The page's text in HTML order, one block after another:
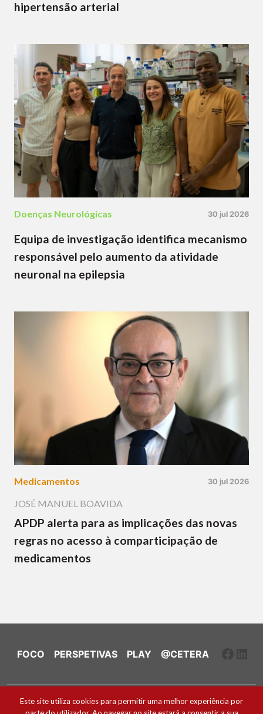
hipertensão arterial
Doenças Neurológicas 30 jul 2026
Equipa de investigação identifica mecanismo
responsável pelo aumento da atividade
neuronal na epilepsia
Medicamentos 30 jul 2026
JOSÉ MANUEL BOAVIDA
APDP alerta para as implicações das novas
regras no acesso à comparticipação de
medicamentos
FOCO PERSPETIVAS PLAY @CETERA
Ficha Técnica e Estatuto Editorial
Este site utiliza cookies para permitir uma melhor experiência por